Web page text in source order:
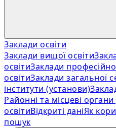
Заклади освіти
Заклади вищої освіти
освітиЗаклади
освітиЗаклади загальної
інститути (установи)
Районні та місцеві
освітиВідкриті даніЯк
пошук